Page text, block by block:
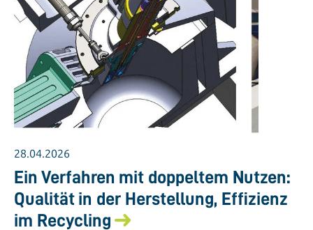
28.04.2026
Ein Verfahren mit doppeltem Nutzen:
Qualität in der Herstellung, Effizienz
im Recycling